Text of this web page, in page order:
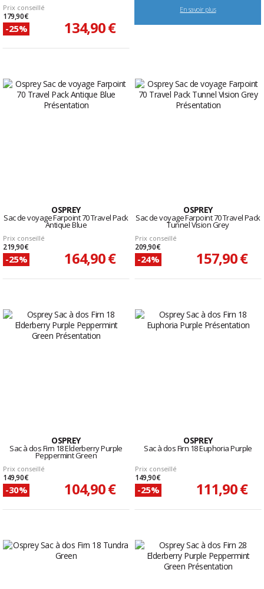
Prix conseillé
179,90 €
-25% 134,90 €
En savoir plus
OSPREY
Sac de voyage Farpoint 70 Travel Pack
Antique Blue
Prix conseillé
219,90 €
-25% 164,90 €
OSPREY
Sac de voyage Farpoint 70 Travel Pack
Tunnel Vision Grey
Prix conseillé
209,90 €
-24% 157,90 €
OSPREY
Sac à dos Firn 18 Elderberry Purple
Peppermint Green
Prix conseillé
149,90 €
-30% 104,90 €
OSPREY
Sac à dos Firn 18 Euphoria Purple
Prix conseillé
149,90 €
-25% 111,90 €